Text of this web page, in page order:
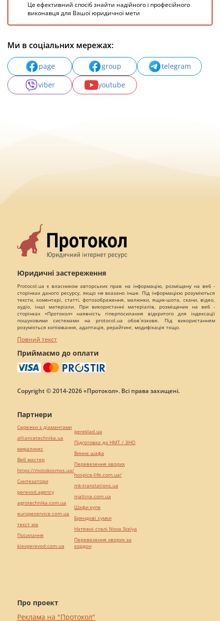
Це ефективний спосіб знайти надійного і професійного
виконавця для Вашої юридичної мети
Ми в соціальних мережах:
page group
telegram
viber
youtube
Юридичні застереження
Protocol.ua є власником авторських прав на інформацію, розміщену на веб -
сторінках даного ресурсу, якщо не вказано інше. Під інформацією розуміються
тексти, коментарі, статті, фотозображення, малюнки, ящик-шота, скани, відео,
аудіо, інші матеріали. При використанні матеріалів, розміщених на веб -
сторінках «Протокол» наявність гіперпосилання відкритого для індексації
пошуковими системами на protocol.ua обов`язкове. Під використанням
розуміється копіювання, адаптація, рерайтинг, модифікація тощо.
Повний текст
Приймаємо до оплати
Copyright © 2014-2026 «Протокол». Всі права захищені.
Про проект
Реклама на "Протокол"
Партнери
Сережки з діамантами
alliancetechnika.ua
миралинкс
Веб мастер
https://motokosmos.ua/
Синтезатори
perevod.agency
agrotechnika.com.ua
europeservice.com.ua
текст юа
Посилання
kievperevod.com.ua
pereklad.ua
Підготовка до НМТ / ЗНО
Винна шафа
Перевезення хворих
hospice-life.com.ua/
mk-translations.ua
maltina.com.ua
Шафи купе
Брендові сумки
Натяжні стелі Nova Stelya
Перевезення хворих за
кордон